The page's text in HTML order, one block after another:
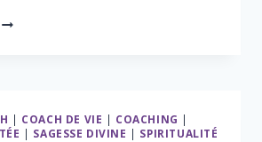
| COACH DE VIE | COACHING |
| SAGESSE DIVINE | SPIRITUALITÉ